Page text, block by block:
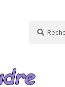
pour :